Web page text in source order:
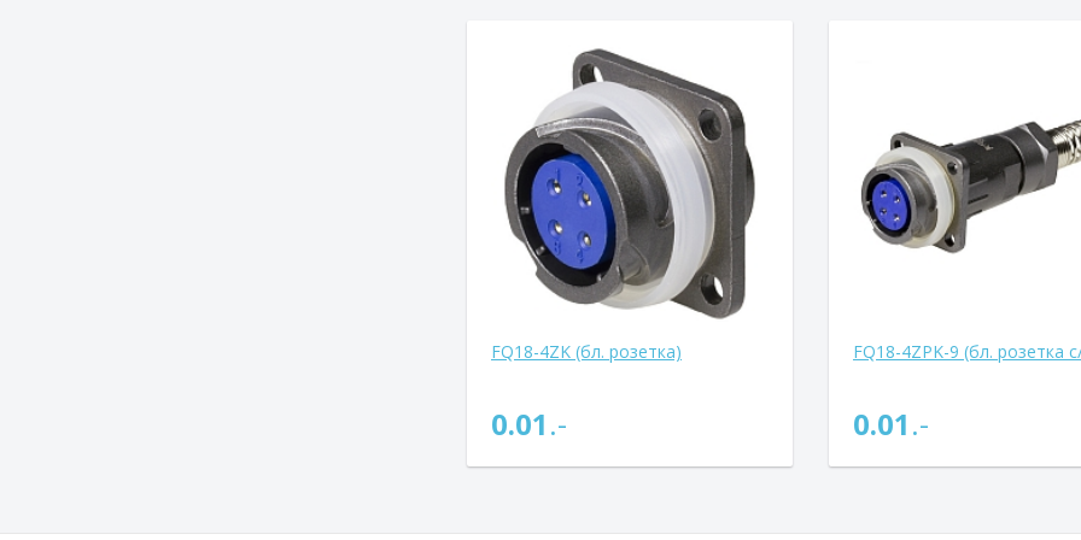
FQ18-4ZK (бл. розетка)
0.01.-
FQ18-4ZPK-9 (бл. розетка
0.01.-